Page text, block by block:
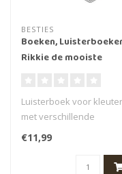
BESTIES
Boeken,
Rikkie de mooiste
Luisterboek voor
met verschillende
luisterverhalen van
Geschikt..
€11,99